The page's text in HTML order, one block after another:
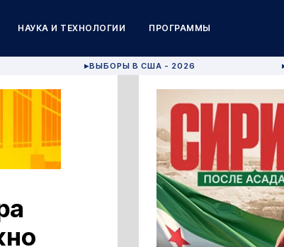
НАУКА И ТЕХНОЛОГИИ ПРОГРАММЫ
▶ВЫБОРЫ В США - 2026